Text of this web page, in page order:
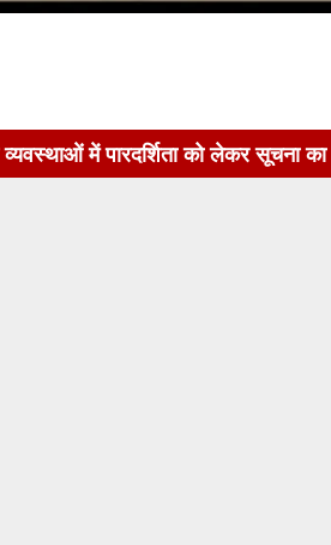
को लेकर सूचना का अधिकार